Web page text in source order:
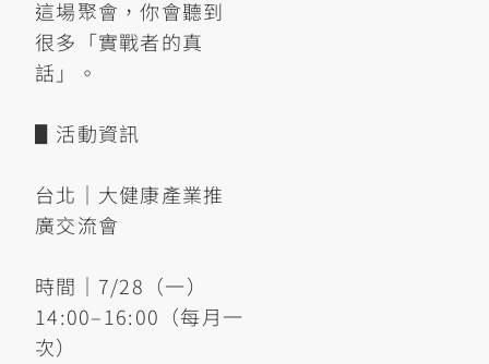
這場聚會，你會聽到
很多「實戰者的真
話」。
▋活動資訊
台北｜大健康產業推
廣交流會
時間｜7/28（一）
14:00–16:00（每月一
次）